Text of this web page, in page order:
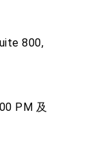
800,
PM 及